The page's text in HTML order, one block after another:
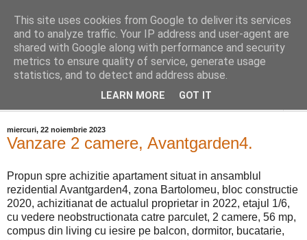
Distinct Imobiliare
Adrian Cocis 0742 129 909 ; Vasile Baciu 0768 440 185
miercuri, 22 noiembrie 2023
Vanzare 2 camere, Avantgarden4.
Propun spre achizitie apartament situat in ansamblul
rezidential Avantgarden4, zona Bartolomeu, bloc constructie
2020, achizitianat de actualul proprietar in 2022, etajul 1/6,
cu vedere neobstructionata catre parculet, 2 camere, 56 mp,
compus din living cu iesire pe balcon, dormitor, bucatarie,
This site uses cookies from Google to deliver its services
and to analyze traffic. Your IP address and user-agent are
shared with Google along with performance and security
metrics to ensure quality of service, generate usage
statistics, and to detect and address abuse.
LEARN MORE GOT IT